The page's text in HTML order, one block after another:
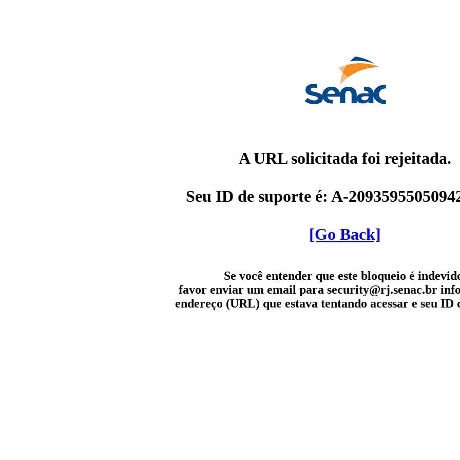
A URL solicitada foi rejeitada.
Seu ID de suporte é: A-
[Go Back]
Se você entender que este bloqueio é
favor enviar um email para security@rj.senac.br
endereço (URL) que estava tentando acessar e seu ID